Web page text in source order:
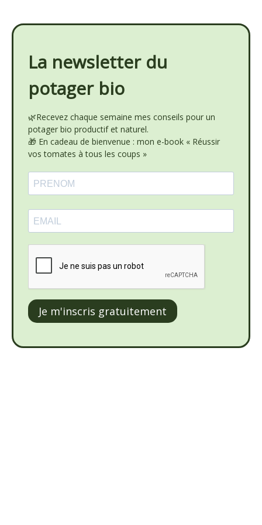
La newsletter du
potager bio
🌿Recevez chaque semaine mes conseils pour un
potager bio productif et naturel.
🎁 En cadeau de bienvenue : mon e-book « Réussir
vos tomates à tous les coups »
Je m'inscris gratuitement